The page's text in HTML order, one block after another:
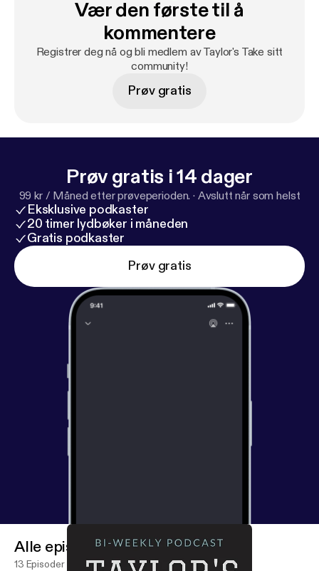
Vær den første til å
kommentere
Registrer deg nå og bli medlem av Taylor's Take sitt
community!
Prøv gratis
Prøv gratis i 14 dager
99 kr / Måned etter prøveperioden. · Avslutt når som helst
Eksklusive podkaster
20 timer lydbøker i måneden
Gratis podkaster
Prøv gratis
Alle episoder
13 Episoder